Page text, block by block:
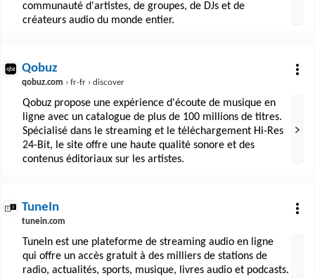
communauté d'artistes, de groupes, de DJs et de
créateurs audio du monde entier.
Qobuz
qobuz.com › fr-fr › discover
Qobuz propose une expérience d'écoute de musique en
ligne avec un catalogue de plus de 100 millions de titres.
Spécialisé dans le streaming et le téléchargement Hi-Res
24-Bit, le site offre une haute qualité sonore et des
contenus éditoriaux sur les artistes.
TuneIn
tunein.com
TuneIn est une plateforme de streaming audio en ligne
qui offre un accès gratuit à des milliers de stations de
radio, actualités, sports, musique, livres audio et podcasts.